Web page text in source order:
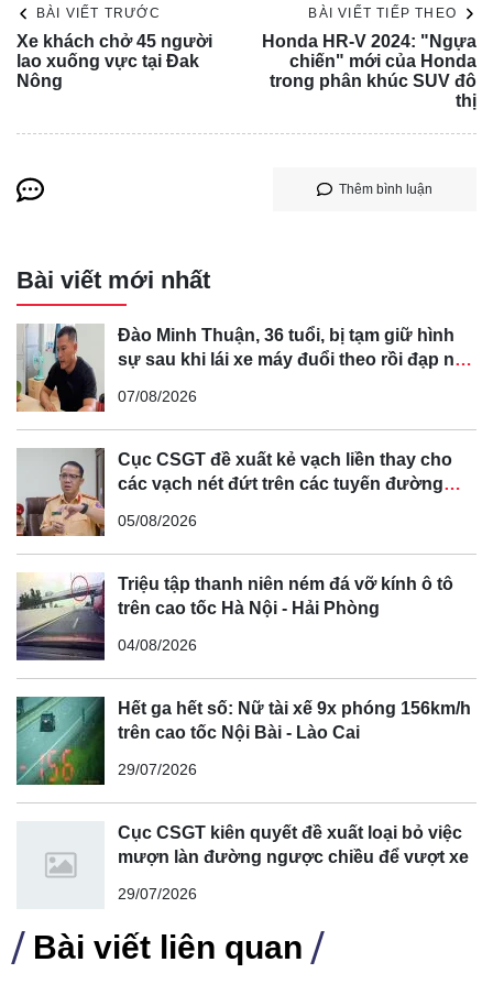
Mazda đã giới hạn mẫu xe phiên bản kỷ niệm 30 năm
là 34.995 USD, nhưng phiên bản kỷ niệm 35 năm có thể
có giá gần 40.000 USD khi được bán ra, dự kiến vào cuối
năm nay.
Motor1 đã liên hệ với Mazda để xác nhận những bình luận
của ông Saito, được đưa ra vào phút thứ 48:50 trong video
phản hồi từ Mazda.
BÀI VIẾT TRƯỚC
Xe khách chở 45 người
lao xuống vực tại Đak
Nông
BÀI VIẾT TIẾP THEO
Honda HR-V 2024: "Ngựa
chiến" mới của Honda
trong phân khúc SUV đô
thị
Thêm bình luận
Bài viết mới nhất
Đào Minh Thuận, 36 tuổi, bị tạm giữ hình
sự sau khi lái xe máy đuổi theo rồi đạp ngã
07/08/2026
Cục CSGT đề xuất kẻ vạch liền thay cho
các vạch nét đứt trên các tuyến đường
05/08/2026
Triệu tập thanh niên ném đá vỡ kính ô tô
trên cao tốc Hà Nội - Hải Phòng
04/08/2026
Hết ga hết số: Nữ tài xế 9x phóng 156km/h
trên cao tốc Nội Bài - Lào Cai
29/07/2026
Cục CSGT kiên quyết đề xuất loại bỏ việc
mượn làn đường ngược chiều để vượt xe
29/07/2026
Bài viết liên quan